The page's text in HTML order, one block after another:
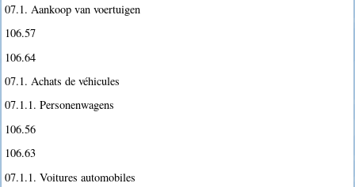
07.1. Aankoop van voertuigen
106.57
106.64
07.1. Achats de véhicules
07.1.1. Personenwagens
106.56
106.63
07.1.1. Voitures automobiles